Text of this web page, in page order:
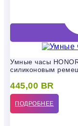
Умные часы
силиконовым
445,00 BR
ПОДРОБНЕЕ